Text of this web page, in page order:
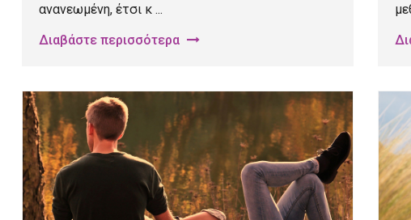
ανανεωμένη, έτσι κ ...
Διαβάστε περισσότερα